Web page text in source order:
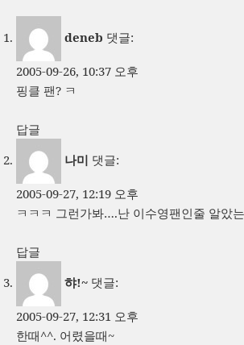
deneb 댓글:
2005-09-26, 10:37 오후
핑클 팬? ㅋ
답글
나미 댓글:
2005-09-27, 12:19 오후
ㅋㅋㅋ 그런가봐….난 이수영팬인줄 알았
답글
햐!~ 댓글:
2005-09-27, 12:31 오후
한때^^. 어렸을때~